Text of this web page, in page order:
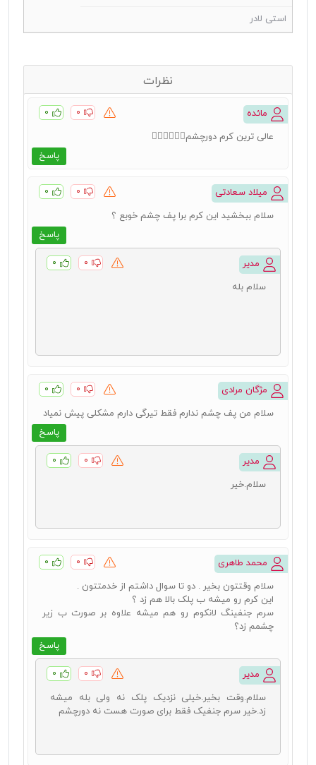
استی لادر
نظرات
مائده ۰ ۰
پاسخ
عالی ترین کرم دورچشم👌🏻👌🏻👌🏻
میلاد سعادتی ۰ ۰
پاسخ
سلام ببخشید این کرم برا پف چشم خوبع ؟
مدیر ۰ ۰
سلام بله
مژگان مرادی ۰ ۰
پاسخ
سلام من پف چشم ندارم فقط تیرگی دارم مشکلی پیش نمیاد
مدیر ۰ ۰
سلام.خیر
محمد طاهری ۰ ۰
پاسخ
سلام وقتتون بخیر . دو تا سوال داشتم از خدمتتون .
این کرم رو میشه ب پلک بالا هم زد ؟
سرم جنفینگ لانکوم رو هم میشه علاوه بر صورت ب زیر
چشمم زد؟
مدیر ۰ ۰
سلام.وقت بخیر.خیلی نزدیک پلک نه ولی بله میشه
زد.خیر سرم جنفیک فقط برای صورت هست نه دورچشم